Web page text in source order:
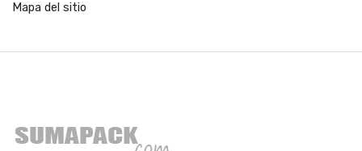
Mapa del sitio